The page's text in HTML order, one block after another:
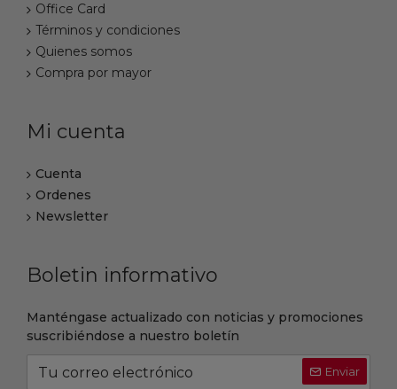
Office Card
Términos y condiciones
Quienes somos
Compra por mayor
Mi cuenta
Cuenta
Ordenes
Newsletter
Boletin informativo
Manténgase actualizado con noticias y promociones
suscribiéndose a nuestro boletín
Enviar